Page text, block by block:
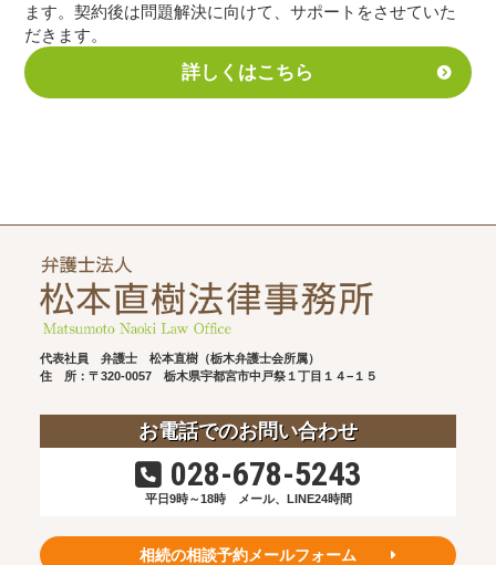
ます。契約後は問題解決に向けて、サポートをさせていた
だきます。
詳しくはこちら
代表社員 弁護士 松本直樹（栃木弁護士会所属）
住 所：〒320-0057 栃木県宇都宮市中戸祭１丁目１４−１５
お電話でのお問い合わせ
028-678-5243
平日9時～18時 メール、LINE24時間
相続の相談予約メールフォーム